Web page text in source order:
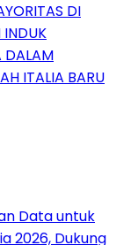
DI
INDUK
DALAM
ITALIA BARU
Data untuk
2026, Dukung